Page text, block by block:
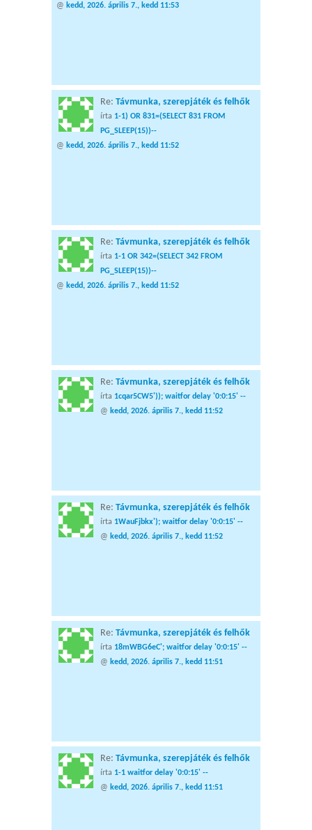
@ kedd, 2026. április 7., kedd 11:53
Re: Távmunka, szerepjáték és felhők
írta 1-1) OR 831=(SELECT 831 FROM
PG_SLEEP(15))--
@ kedd, 2026. április 7., kedd 11:52
Re: Távmunka, szerepjáték és felhők
írta 1-1 OR 342=(SELECT 342 FROM
PG_SLEEP(15))--
@ kedd, 2026. április 7., kedd 11:52
Re: Távmunka, szerepjáték és felhők
írta 1cqar5CW5')); waitfor delay '0:0:15' --
@ kedd, 2026. április 7., kedd 11:52
Re: Távmunka, szerepjáték és felhők
írta 1WauFjbkx'); waitfor delay '0:0:15' --
@ kedd, 2026. április 7., kedd 11:52
Re: Távmunka, szerepjáték és felhők
írta 18mWBG6eC'; waitfor delay '0:0:15' --
@ kedd, 2026. április 7., kedd 11:51
Re: Távmunka, szerepjáték és felhők
írta 1-1 waitfor delay '0:0:15' --
@ kedd, 2026. április 7., kedd 11:51